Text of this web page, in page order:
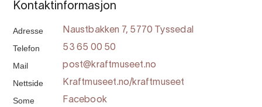
Kontaktinformasjon
Adresse Naustbakken 7, 5770 Tyssedal
Telefon 53 65 00 50
Mail post@kraftmuseet.no
Nettside Kraftmuseet.no/kraftmuseet
Some Facebook